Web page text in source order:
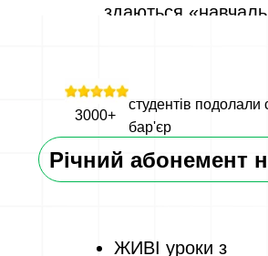
здаються
починає цікавитися
іспанською мовою
більше.
Річний абонемент
ЖИВІ уроки з
студентів подолали
бар'єр
3000+